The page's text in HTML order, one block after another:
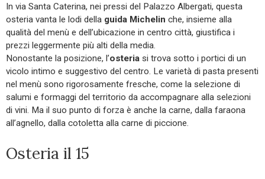
In via Santa Caterina, nei pressi del Palazzo Albergati, questa
osteria vanta le lodi della guida Michelin che, insieme alla
qualità del menù e dell’ubicazione in centro città, giustifica i
prezzi leggermente più alti della media.
Nonostante la posizione, l’osteria si trova sotto i portici di un
vicolo intimo e suggestivo del centro. Le varietà di pasta presenti
nel menù sono rigorosamente fresche, come la selezione di
salumi e formaggi del territorio da accompagnare alla selezioni
di vini. Ma il suo punto di forza è anche la carne, dalla faraona
all’agnello, dalla cotoletta alla carne di piccione.
Osteria il 15